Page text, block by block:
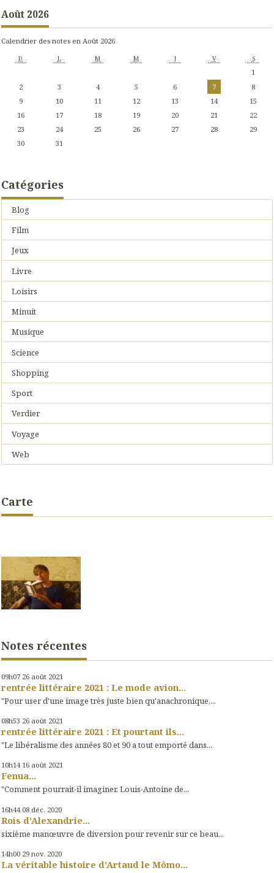
Août 2026
Calendrier des notes en Août 2026
D L M M J V S
1
2
3 4 5 6 7
8
9
10 11 12 13 14
15
16
17 18 19 20 21
22
23
24 25 26 27 28
29
30
31
Catégories
Blog
Film
Jeux
Livre
Loisirs
Minuit
Musique
Science
Shopping
Sport
Verdier
Voyage
Web
Carte
Notes récentes
09h07 26 août 2021
rentrée littéraire 2021 : Le mode avion...
"Pour user d'une image très juste bien qu'anachronique,...
08h53 26 août 2021
rentrée littéraire 2021 : Et pourtant ils...
"Le libéralisme des années 80 et 90 a tout emporté dans...
10h14 16 août 2021
Fenua...
"Comment pourrait-il imaginer, Louis-Antoine de...
16h44 08 déc. 2020
Rois d'Alexandrie...
sixième manœuvre de diversion pour revenir sur ce beau...
14h00 29 nov. 2020
La véritable histoire d'Artaud le Mômo...